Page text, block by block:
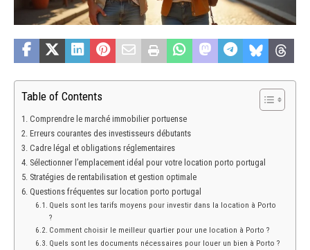
Table of Contents
Comprendre le marché immobilier portuense
Erreurs courantes des investisseurs débutants
Cadre légal et obligations réglementaires
Sélectionner l’emplacement idéal pour votre location porto portugal
Stratégies de rentabilisation et gestion optimale
Questions fréquentes sur location porto portugal
Quels sont les tarifs moyens pour investir dans la location à Porto
?
Comment choisir le meilleur quartier pour une location à Porto ?
Quels sont les documents nécessaires pour louer un bien à Porto ?